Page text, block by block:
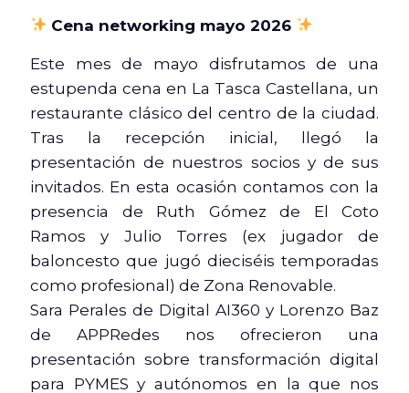
Cena networking mayo 2026
Este mes de mayo disfrutamos de una
estupenda cena en La Tasca Castellana, un
restaurante clásico del centro de la ciudad.
Tras la recepción inicial, llegó la
presentación de nuestros socios y de sus
invitados. En esta ocasión contamos con la
presencia de Ruth Gómez de El Coto
Ramos y Julio Torres (ex jugador de
baloncesto que jugó dieciséis temporadas
como profesional) de Zona Renovable.
Sara Perales de Digital AI360 y Lorenzo Baz
de APPRedes nos ofrecieron una
presentación sobre transformación digital
para PYMES y autónomos en la que nos